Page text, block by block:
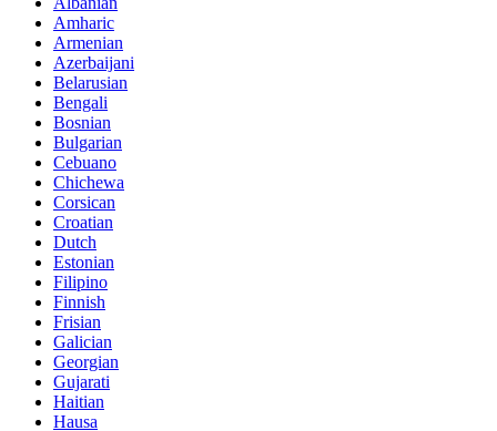
Amharic
Armenian
Azerbaijani
Belarusian
Bengali
Bosnian
Bulgarian
Cebuano
Chichewa
Corsican
Croatian
Dutch
Estonian
Filipino
Finnish
Frisian
Galician
Georgian
Gujarati
Haitian
Hausa